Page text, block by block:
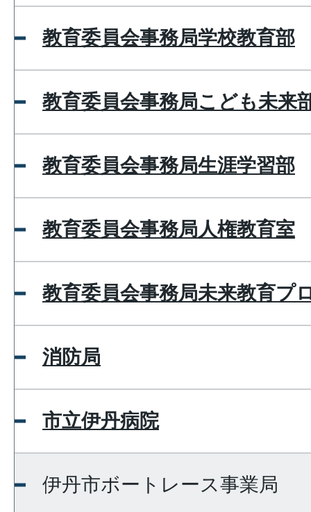
教育委員会事務局学校教育部
教育委員会事務局こども未来
教育委員会事務局生涯学習部
教育委員会事務局人権教育室
教育委員会事務局未来教育プ
消防局
市立伊丹病院
伊丹市ボートレース事業局